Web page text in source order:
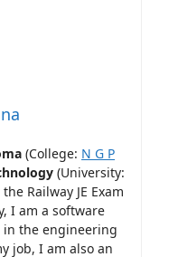
(College: N G P
(University:
Railway JE Exam
I am a software
in the engineering
job, I am also an